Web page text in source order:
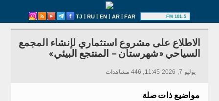
TJ | RU | EN | AR|FAR 101.5 FM
الاطلاع على مشروع استثماري لإنشاء المجمع
السياحي «شهرستان – المنتجع البيئي»
يوليو 7, 2026 11:45, 446 مشاهدات
مواضيع ذات صلة